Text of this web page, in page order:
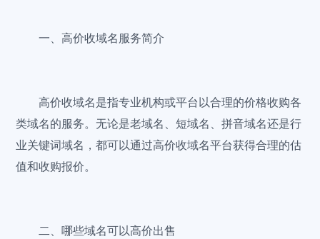
一、高价收域名服务简介
高价收域名是指专业机构或平台以合理的价格收购各
类域名的服务。无论是老域名、短域名、拼音域名还是行
业关键词域名，都可以通过高价收域名平台获得合理的估
值和收购报价。
二、哪些域名可以高价出售